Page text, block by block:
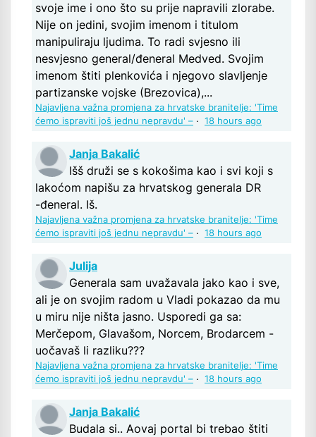
svoje ime i ono što su prije napravili zlorabe.
Nije on jedini, svojim imenom i titulom
manipuliraju ljudima. To radi svjesno ili
nesvjesno general/đeneral Medved. Svojim
imenom štiti plenkovića i njegovo slavljenje
partizanske vojske (Brezovica),...
Najavljena važna promjena za hrvatske branitelje: 'Time
ćemo ispraviti još jednu nepravdu' – · 18 hours ago
Janja Bakalić
Išš druži se s kokošima kao i svi koji s
lakoćom napišu za hrvatskog generala DR
-đeneral. Iš.
Najavljena važna promjena za hrvatske branitelje: 'Time
ćemo ispraviti još jednu nepravdu' – · 18 hours ago
Julija
Generala sam uvažavala jako kao i sve,
ali je on svojim radom u Vladi pokazao da mu
u miru nije ništa jasno. Usporedi ga sa:
Merčepom, Glavašom, Norcem, Brodarcem -
uočavaš li razliku???
Najavljena važna promjena za hrvatske branitelje: 'Time
ćemo ispraviti još jednu nepravdu' – · 18 hours ago
Janja Bakalić
Budala si.. Aovaj portal bi trebao štiti